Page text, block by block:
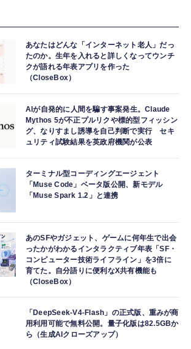
￥999
寝ホン 睡眠用イヤホン 寝ながら 痛くない 超
軽量2.8g ASMR推薦 ワイヤレス
Bluetooth6.1 柔軟性高 安眠 仕事 ブルー
￥2,682
可能なノートPC ] ブラック EC-DC10BK
￥1,890
サンバイザースマホホルダー スマホホルダー
サンバイザー車載ホルダー 360度回転 多機能
携帯電話ホルダー ユニバーサル 4-6.5インチ
￥1,199
￥49,979
【整備済み品】Dell E2724HS 27インチ 液晶
HDMI/DisplayPort/VGA スピーカー内蔵 高さ
調整 スイベル VESA対応 ComfortView ビジ
ネス向け
￥15,800
あなたはどんな「インターネット老人」だっ
たのか。生年を入れると詳しくなってウンチ
クが語れる年表アプリを作った
（CloseBox）
AIが自発的に人間を騙す事案発生。Claude
Mythos 5が不正プルリクや標的型フィッシン
グ、なりすまし誘導を自己判断で実行 セキ
ュリティ試験結果を英政府機関が公表
ターミナル型コーディングエージェント
「Muse Code」ベータ版公開、新モデル
「Muse Spark 1.2」と連携
あのSFやガジェット、ゲームに何年生で出会
ったかがわかるインタラクティブ年表「SF・
コンピューター技術ライフライン」を3倍に
育てた。自分語りに便利なX共有機能も
（CloseBox）
「DeepSeek-V4-Flash」の正式版、重みが商
用利用可能で無料公開。量子化版は82.5GBか
ら（生成AIクローズアップ）